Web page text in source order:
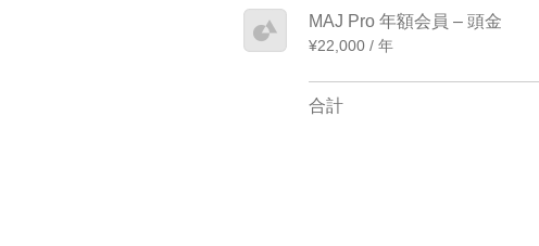
MAJ Pro 年額会員 – 頭金
¥22,000 / 年
合計